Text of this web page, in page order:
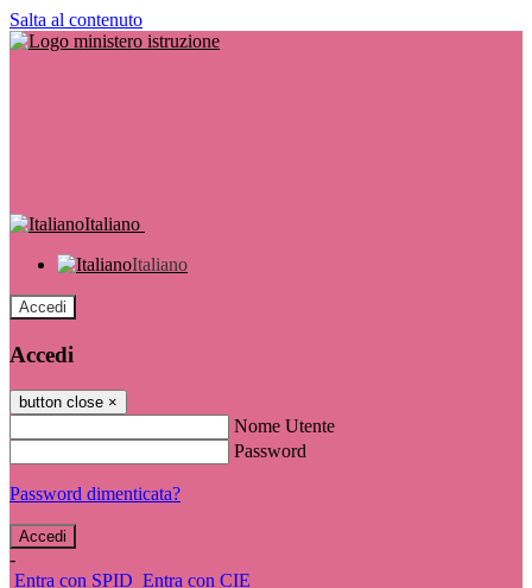
Salta al contenuto
Italiano
Italiano
Accedi
Accedi
button close ×
Nome Utente
Password
Password dimenticata?
-
Entra con SPID Entra con CIE